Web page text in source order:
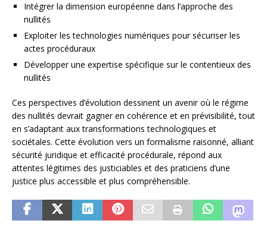
Intégrer la dimension européenne dans l’approche des
nullités
Exploiter les technologies numériques pour sécuriser les
actes procéduraux
Développer une expertise spécifique sur le contentieux des
nullités
Ces perspectives d’évolution dessinent un avenir où le régime
des nullités devrait gagner en cohérence et en prévisibilité, tout
en s’adaptant aux transformations technologiques et
sociétales. Cette évolution vers un formalisme raisonné, alliant
sécurité juridique et efficacité procédurale, répond aux
attentes légitimes des justiciables et des praticiens d’une
justice plus accessible et plus compréhensible.